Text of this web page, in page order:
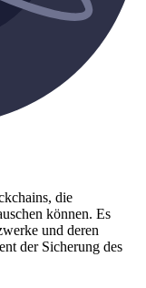
die
können. Es
und deren
der Sicherung des